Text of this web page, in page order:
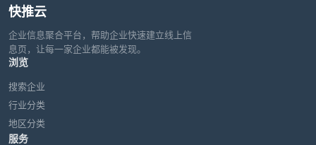
快推云
企业信息聚合平台，帮助企业快速建立线上信
息页，让每一家企业都能被发现。
浏览
搜索企业
行业分类
地区分类
服务